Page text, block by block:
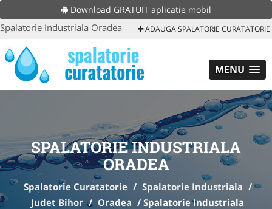
Download GRATUIT aplicatie mobil
Spalatorie Industriala Oradea ADAUGA SPALATORIE CURATATORIE
MENU
SPALATORIE INDUSTRIALA
ORADEA
Spalatorie Curatatorie / Spalatorie Industriala /
Judet Bihor / Oradea / Spalatorie Industriala